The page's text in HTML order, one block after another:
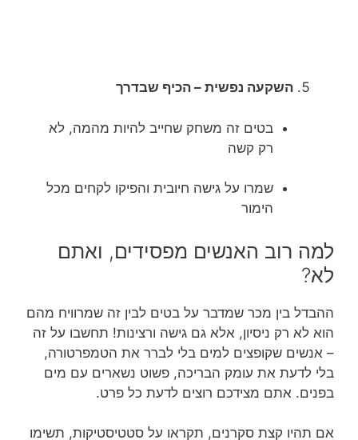
השקעה נפשית – הכיף שבדרך
בטים זה משחק שחייב להיות מהמה, לא
רק קשה
שמרו על גישה חיובית והפיקו לקחים מכל
הימור
למה רוב האנשים מפסידים, ואתם
לא?
ההבדל בין מכר שמדבר על בטים לבין זה שמרוויח מהם
הוא לא רק ניסיון, אלא גם גישה ורצינות! תחשבו על זה
– אנשים שקופצים למים בלי לברר את הטמפרטורה,
בלי לדעת את עומק הבריכה, פשוט נשארים עם מים
בפנים. אתם מצידכם רוצים לדעת כל פרט.
אם תהיו קצת סקרנים, תקראו על סטטיסטיקות, תשימו